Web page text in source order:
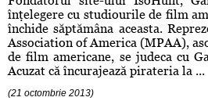
înţelegere cu studiourile de film
închide săptămâna aceasta.
Association of America (MPAA),
de film americane, se judeca cu
Acuzat că încurajează pirateria la ...
(21 octombrie 2013)